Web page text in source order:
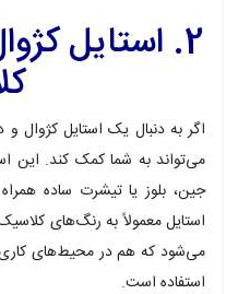
2. استایل
اگر به دنبال یک استایل
می‌تواند به شما کمک کند. این
جین، بلوز یا تیشرت ساده
استایل معمولاً به رنگ‌های
می‌شود که هم در محیط‌های
استفاده است.